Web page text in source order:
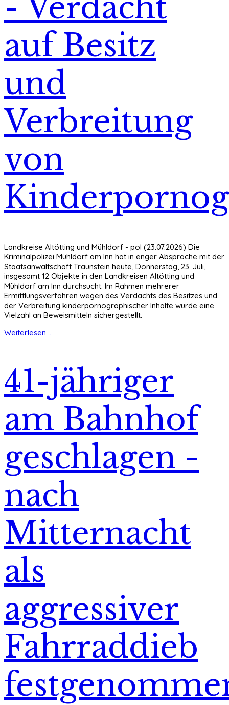
auf Besitz
und
Verbreitung
von
Landkreise Altötting und Mühldorf - pol (23.07.2026) Die
Kriminalpolizei Mühldorf am Inn hat in enger Absprache mit der
Staatsanwaltschaft Traunstein heute, Donnerstag, 23. Juli,
insgesamt 12 Objekte in den Landkreisen Altötting und
Mühldorf am Inn durchsucht. Im Rahmen mehrerer
Ermittlungsverfahren wegen des Verdachts des Besitzes und
der Verbreitung kinderpornographischer Inhalte wurde eine
Vielzahl an Beweismitteln sichergestellt.
Weiterlesen ...
41-jähriger
am Bahnhof
geschlagen -
nach
Mitternacht
als
aggressiver
Fahrraddieb